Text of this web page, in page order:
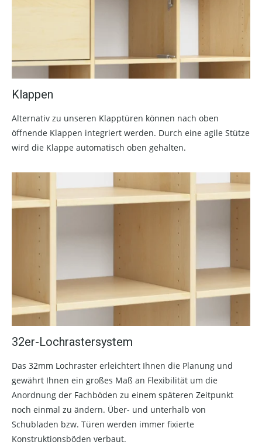
Klappen
Alternativ zu unseren Klapptüren können nach oben
öffnende Klappen integriert werden. Durch eine agile Stütze
wird die Klappe automatisch oben gehalten.
32er-Lochrastersystem
Das 32mm Lochraster erleichtert Ihnen die Planung und
gewährt Ihnen ein großes Maß an Flexibilität um die
Anordnung der Fachböden zu einem späteren Zeitpunkt
noch einmal zu ändern. Über- und unterhalb von
Schubladen bzw. Türen werden immer fixierte
Konstruktionsböden verbaut.